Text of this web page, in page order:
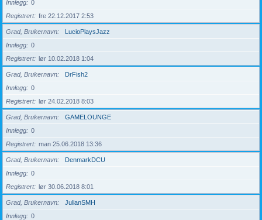
Innlegg
0
Registrert
fre 22.12.2017 2:53
Grad, Brukernavn
LucioPlaysJazz
Innlegg
0
Registrert
lør 10.02.2018 1:04
Grad, Brukernavn
DrFish2
Innlegg
0
Registrert
lør 24.02.2018 8:03
Grad, Brukernavn
GAMELOUNGE
Innlegg
0
Registrert
man 25.06.2018 13:36
Grad, Brukernavn
DenmarkDCU
Innlegg
0
Registrert
lør 30.06.2018 8:01
Grad, Brukernavn
JulianSMH
Innlegg
0